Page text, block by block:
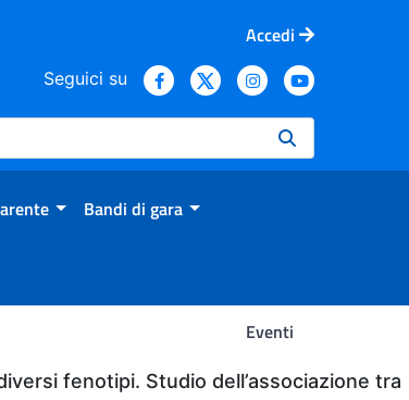
Accedi
Seguici su
Bandi di gara
Eventi
fenotipi. Studio dell’associazione tra